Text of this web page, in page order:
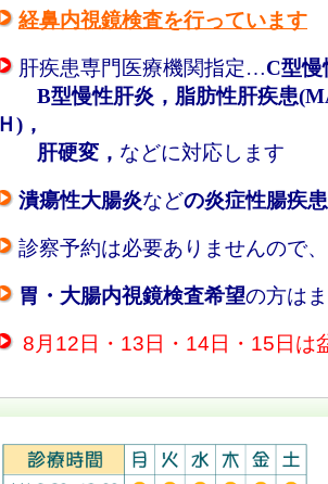
経鼻内視鏡検査を行っています
肝疾患専門医療機関指定…C型慢
B型慢性肝炎， 脂肪性肝疾患
Ｈ) ，
肝硬変， などに対応します
潰瘍性大腸炎などの炎症性腸疾患
診察予約は必要ありませんので
胃・大腸内視鏡検査希望の方は
8月12日・13日・14日・15日は